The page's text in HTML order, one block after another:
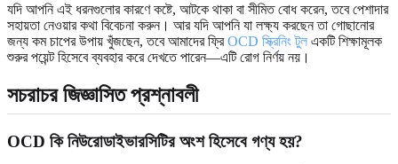
যদি আপনি এই ধরনগুলোর কারণে কষ্টে, আটকে থাকা বা সীমিত বোধ করেন, তবে পেশাদার
সহায়তা নেওয়ার কথা বিবেচনা করুন। আর যদি আপনি যা লক্ষ্য করছেন তা গোছানোর
জন্য কম চাপের উপায় খুঁজছেন, তবে আমাদের ফ্রিOCD স্ক্রিনিং টুল একটি শিক্ষামূলক
শুরুর পয়েন্ট হিসেবে ব্যবহার করে দেখতে পারেন—এটি রোগ নির্ণয় নয়।
সচরাচর জিজ্ঞাসিত প্রশ্নাবলী
OCD কি নিউরোডাইভারসিটির অংশ হিসেবে গণ্য হয়?